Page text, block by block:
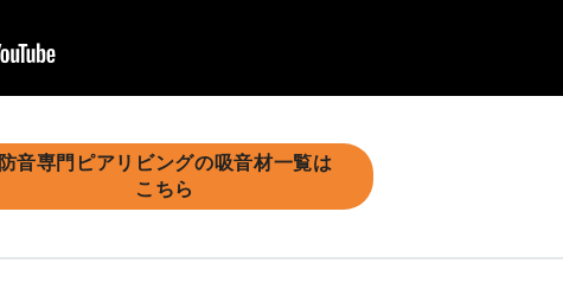
防音専門ピアリビングの吸音材一覧は
こちら